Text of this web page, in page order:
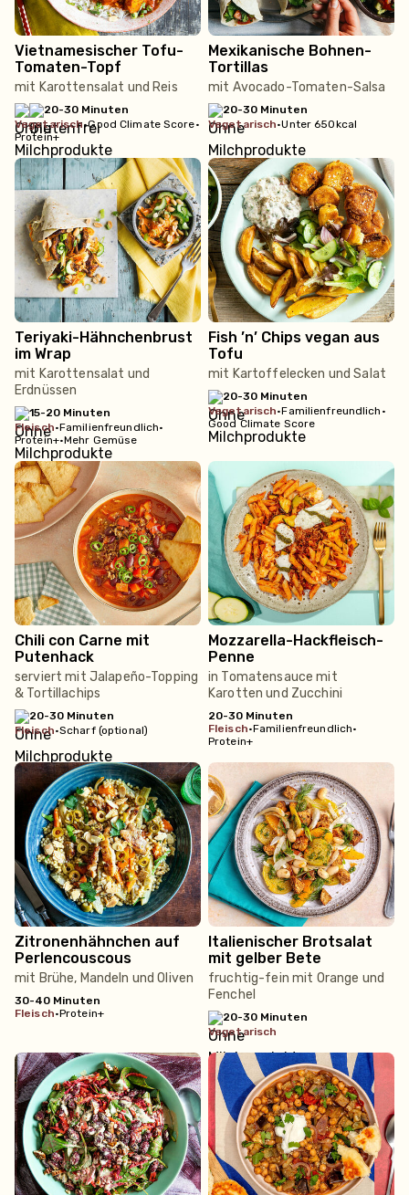
Vietnamesischer Tofu-
Tomaten-Topf
mit Karottensalat und Reis
20-30 Minuten
vegetarisch•Good Climate Score•
Protein+
Mexikanische Bohnen-
Tortillas
mit Avocado-Tomaten-Salsa
20-30 Minuten
vegetarisch•Unter 650kcal
Teriyaki-Hähnchenbrust
im Wrap
mit Karottensalat und
Erdnüssen
15-20 Minuten
fleisch•Familienfreundlich•
Protein+•Mehr Gemüse
Fish ’n’ Chips vegan aus
Tofu
mit Kartoffelecken und Salat
20-30 Minuten
vegetarisch•Familienfreundlich •
Good Climate Score
Chili con Carne mit
Putenhack
serviert mit Jalapeño-Topping
& Tortillachips
20-30 Minuten
fleisch•Scharf (optional)
Mozzarella-Hackfleisch-
Penne
in Tomatensauce mit
Karotten und Zucchini
20-30 Minuten
fleisch•Familienfreundlich•
Protein+
Zitronenhähnchen auf
Perlencouscous
mit Brühe, Mandeln und Oliven
30-40 Minuten
fleisch•Protein+
Italienischer Brotsalat
mit gelber Bete
fruchtig-fein mit Orange und
Fenchel
20-30 Minuten
vegetarisch